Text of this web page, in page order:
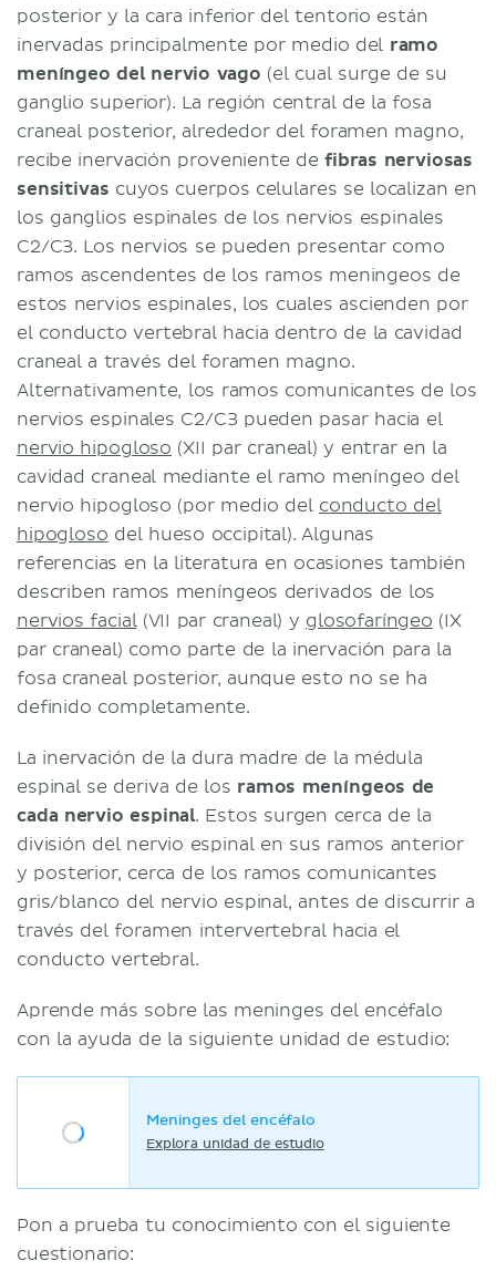
posterior y la cara inferior del tentorio están
inervadas principalmente por medio del ramo
meníngeo del nervio vago (el cual surge de su
ganglio superior). La región central de la fosa
craneal posterior, alrededor del foramen magno,
recibe inervación proveniente defibras nerviosas
sensitivas cuyos cuerpos celulares se localizan en
los ganglios espinales de los nervios espinales
C2/C3. Los nervios se pueden presentar como
ramos ascendentes de los ramos meningeos de
estos nervios espinales, los cuales ascienden por
el conducto vertebral hacia dentro de la cavidad
craneal a través del foramen magno.
Alternativamente, los ramos comunicantes de los
nervios espinales C2/C3 pueden pasar hacia el
nervio hipogloso (XII par craneal) y entrar en la
cavidad craneal mediante el ramo meníngeo del
nervio hipogloso (por medio del conducto del
hipogloso del hueso occipital). Algunas
referencias en la literatura en ocasiones también
describen ramos meníngeos derivados de los
nervios facial(VII par craneal) y glosofaríngeo (IX
par craneal) como parte de la inervación para la
fosa craneal posterior, aunque esto no se ha
definido completamente.
La inervación de la dura madre de la médula
espinal se deriva de los ramos meníngeos de
cada nervio espinal. Estos surgen cerca de la
división del nervio espinal en sus ramos anterior
y posterior, cerca de los ramos comunicantes
gris/blanco del nervio espinal, antes de discurrir a
través del foramen intervertebral hacia el
conducto vertebral.
Aprende más sobre las meninges del encéfalo
con la ayuda de la siguiente unidad de estudio:
Meninges del encéfalo
Explora unidad de estudio
Pon a prueba tu conocimiento con el siguiente
cuestionario: